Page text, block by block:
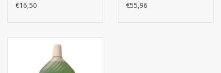
€16,50
€55,96